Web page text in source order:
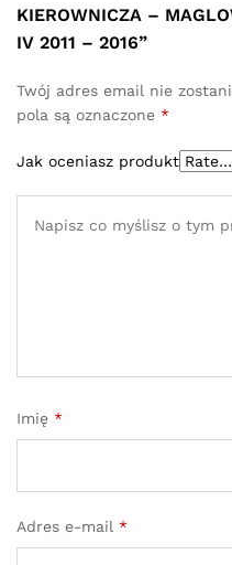
KIEROWNICZA –
IV 2011 – 2016”
Twój adres email nie
pola są oznaczone *
Jak oceniasz produkt
Imię *
Adres e-mail *